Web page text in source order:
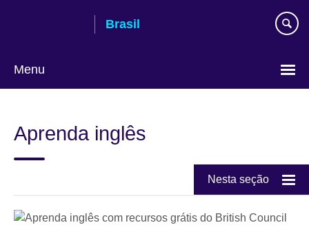
Brasil
Menu
language
Aprenda inglês
Nesta seção